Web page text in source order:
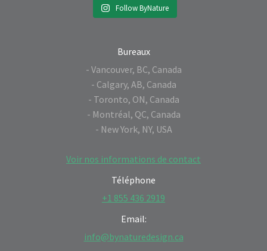
Follow ByNature
Bureaux
- Vancouver, BC, Canada
- Calgary, AB, Canada
- Toronto, ON, Canada
- Montréal, QC, Canada
- New York, NY, USA
Voir nos informations de contact
Téléphone
+1 855 436 2919
Email:
info@bynaturedesign.ca